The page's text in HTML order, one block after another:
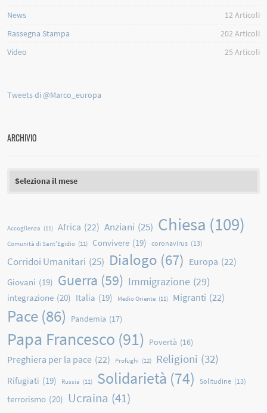
News
12Articoli
Rassegna Stampa
202Articoli
Video
25 Articoli
Tweets di @Marco_europa
ARCHIVIO
Accoglienza (11) Africa (22) Anziani (25) Chiesa (109)
Comunità di Sant'Egidio (11) Convivere (19) coronavirus (13)
Corridoi Umanitari (25) Dialogo (67) Europa (22)
Giovani (19) Guerra (59) Immigrazione (29)
integrazione (20) Italia (19) Medio Oriente (11) Migranti (22)
Pace (86) Pandemia (17)
Papa Francesco (91) Povertà (16)
Preghiera per la pace (22) Profughi (12) Religioni (32)
Rifugiati (19) Russia (11) Solidarietà (74) Solitudine (13)
terrorismo (20) Ucraina (41)